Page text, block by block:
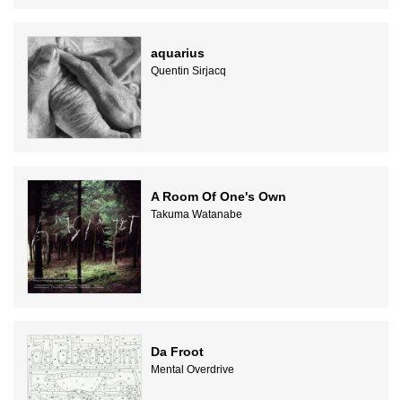
aquarius
Quentin Sirjacq
A Room Of One's Own
Takuma Watanabe
Da Froot
Mental Overdrive